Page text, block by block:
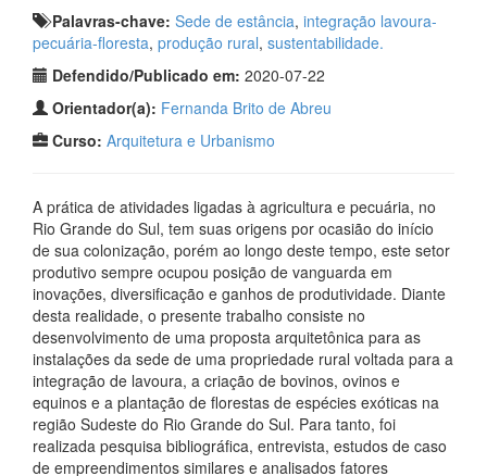
Palavras-chave: Sede de estância, integração lavoura-
pecuária-floresta, produção rural, sustentabilidade.
Defendido/Publicado em: 2020-07-22
Orientador(a): Fernanda Brito de Abreu
Curso: Arquitetura e Urbanismo
A prática de atividades ligadas à agricultura e pecuária, no
Rio Grande do Sul, tem suas origens por ocasião do início
de sua colonização, porém ao longo deste tempo, este setor
produtivo sempre ocupou posição de vanguarda em
inovações, diversificação e ganhos de produtividade. Diante
desta realidade, o presente trabalho consiste no
desenvolvimento de uma proposta arquitetônica para as
instalações da sede de uma propriedade rural voltada para a
integração de lavoura, a criação de bovinos, ovinos e
equinos e a plantação de florestas de espécies exóticas na
região Sudeste do Rio Grande do Sul. Para tanto, foi
realizada pesquisa bibliográfica, entrevista, estudos de caso
de empreendimentos similares e analisados fatores